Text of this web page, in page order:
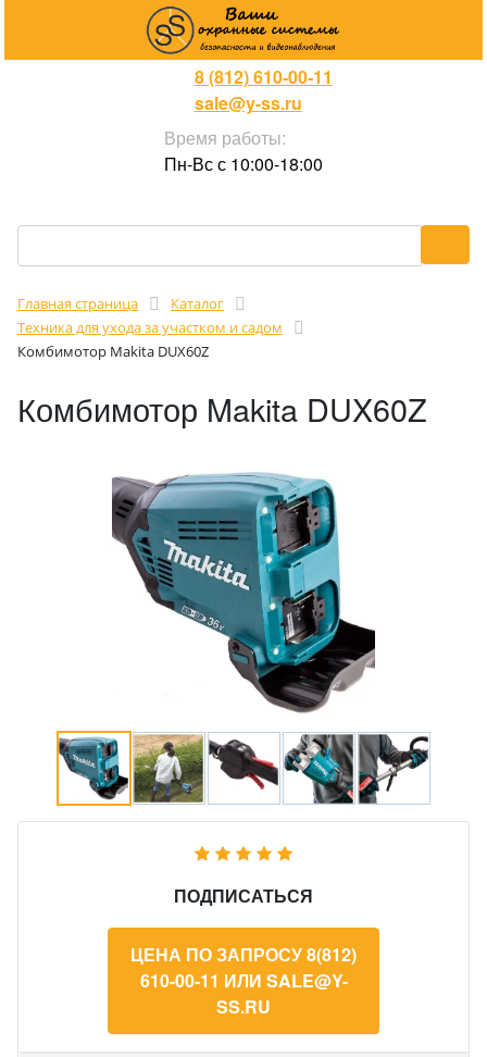
8 (812) 610-00-11
sale@y-ss.ru
Время работы:
Пн-Вс с 10:00-18:00
Главная страница
Каталог
Техника для ухода за участком и садом
Комбимотор Makita DUX60Z
Комбимотор Makita DUX60Z
ПОДПИСАТЬСЯ
ЦЕНА ПО ЗАПРОСУ 8(812)
610-00-11 ИЛИ SALE@Y-
SS.RU